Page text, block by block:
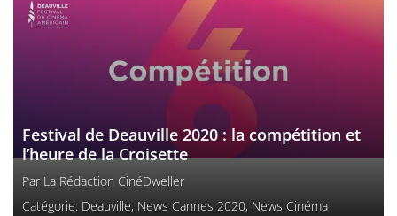
Festival de Deauville 2020 : la compétition et
l’heure de la Croisette
Par La Rédaction CinéDweller
Catégorie: Deauville, News Cannes 2020, News Cinéma